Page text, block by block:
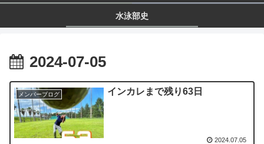
水泳部史
2024-07-05
メンバーブログ インカレまで残り63日
2024.07.05